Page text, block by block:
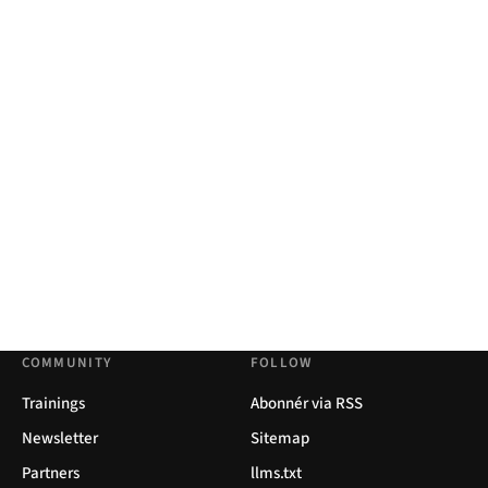
COMMUNITY
Trainings
Newsletter
Partners
FOLLOW
Abonnér via RSS
Sitemap
llms.txt